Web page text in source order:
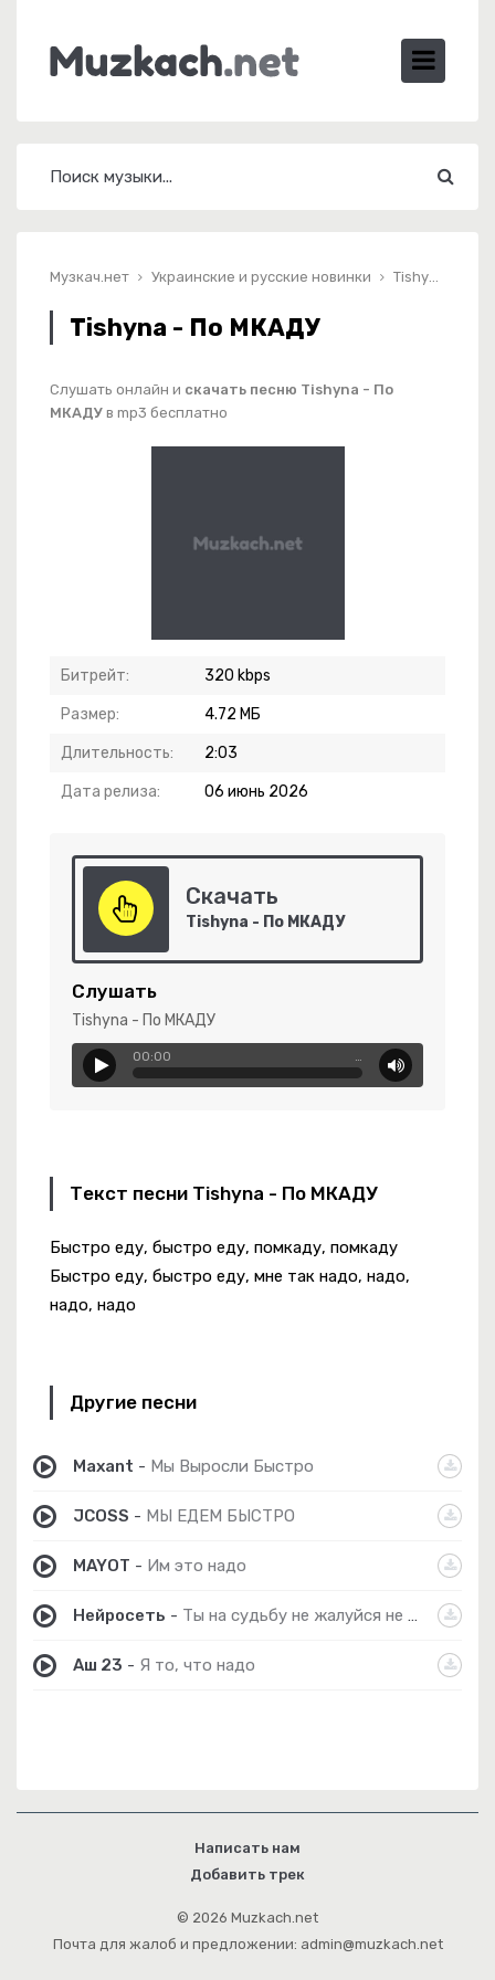
Музкач.нет Украинские и русские новинки Tishyna - По МКАДУ
Tishyna - По МКАДУ
Слушать онлайн и скачать песню Tishyna - По
МКАДУ в mp3 бесплатно
Битрейт: 320 kbps
Размер: 4.72 МБ
Длительность: 2:03
Дата релиза: 06 июнь 2026
Скачать
Tishyna - По МКАДУ
Слушать
Tishyna - По МКАДУ
00:00 …
Текст песни Tishyna - По МКАДУ
Быстро еду, быстро еду, помкаду, помкаду
Быстро еду, быстро еду, мне так надо, надо,
надо, надо
Другие песни
Maxant - Мы Выросли Быстро
JCOSS - МЫ ЕДЕМ БЫСТРО
MAYOT - Им это надо
Нейросеть - Ты на судьбу не жалуйся не надо
Аш 23 - Я то, что надо
Написать нам
Добавить трек
© 2026 Muzkach.net
Почта для жалоб и предложении: admin@muzkach.net
Месяц Окутал Любовью Своей